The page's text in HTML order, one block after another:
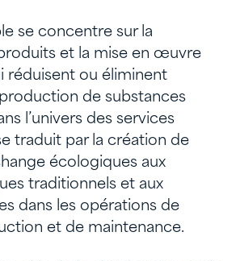
se concentre sur la
et la mise en œuvre
réduisent ou éliminent
production de substances
l’univers des services
traduit par la création de
écologiques aux
traditionnels et aux
dans les opérations de
et de maintenance.